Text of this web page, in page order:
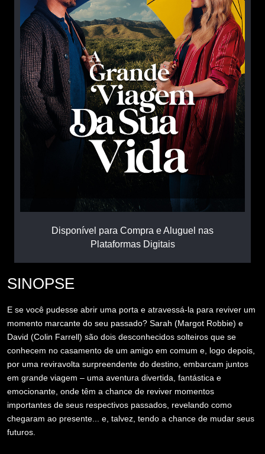
Disponível para Compra e Aluguel nas
Plataformas Digitais
SINOPSE
E se você pudesse abrir uma porta e atravessá-la para reviver um
momento marcante do seu passado? Sarah (Margot Robbie) e
David (Colin Farrell) são dois desconhecidos solteiros que se
conhecem no casamento de um amigo em comum e, logo depois,
por uma reviravolta surpreendente do destino, embarcam juntos
em grande viagem – uma aventura divertida, fantástica e
emocionante, onde têm a chance de reviver momentos
importantes de seus respectivos passados, revelando como
chegaram ao presente... e, talvez, tendo a chance de mudar seus
futuros.